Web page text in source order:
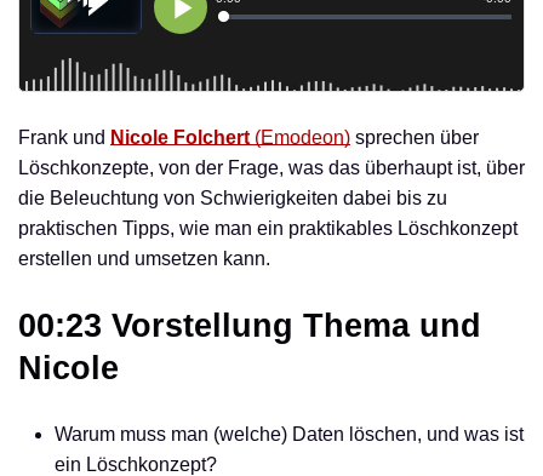
Frank und Nicole Folchert (Emodeon) sprechen über
Löschkonzepte, von der Frage, was das überhaupt ist, über
die Beleuchtung von Schwierigkeiten dabei bis zu
praktischen Tipps, wie man ein praktikables Löschkonzept
erstellen und umsetzen kann.
00:23 Vorstellung Thema und
Nicole
Warum muss man (welche) Daten löschen, und was ist
ein Löschkonzept?